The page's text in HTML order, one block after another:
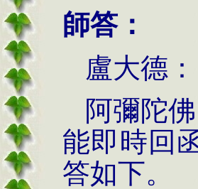
師答：
盧大德：
阿彌陀
能即時回
答如下。